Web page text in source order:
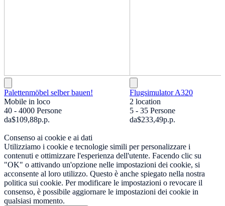
Palettenmöbel selber bauen!
Mobile in loco
40 - 4000 Persone
da$109,88p.p.
Flugsimulator A320
2 location
5 - 35 Persone
da$233,49p.p.
Consenso ai cookie e ai dati
Utilizziamo i cookie e tecnologie simili per personalizzare i
contenuti e ottimizzare l'esperienza dell'utente. Facendo clic su
"OK" o attivando un'opzione nelle impostazioni dei cookie, si
acconsente al loro utilizzo. Questo è anche spiegato nella nostra
politica sui cookie. Per modificare le impostazioni o revocare il
consenso, è possibile aggiornare le impostazioni dei cookie in
qualsiasi momento.